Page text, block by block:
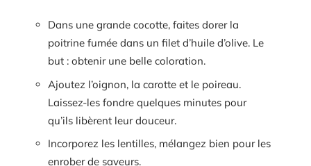
Dans une grande cocotte, faites dorer la
poitrine fumée dans un filet d’huile d’olive. Le
but : obtenir une belle coloration.
Ajoutez l’oignon, la carotte et le poireau.
Laissez-les fondre quelques minutes pour
qu’ils libèrent leur douceur.
Incorporez les lentilles, mélangez bien pour les
enrober de saveurs.